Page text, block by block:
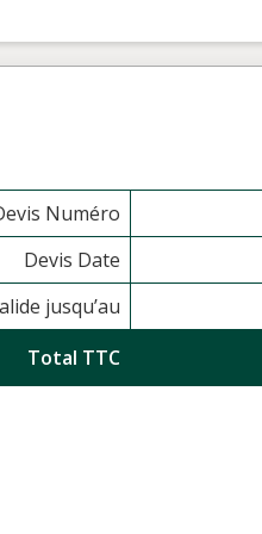
Numéro
Devis Date
jusqu’au
Total TTC